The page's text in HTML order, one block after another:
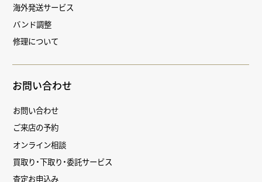
海外発送サービス
バンド調整
修理について
お問い合わせ
お問い合わせ
ご来店の予約
オンライン相談
買取り・下取り・委託サービス
査定お申込み